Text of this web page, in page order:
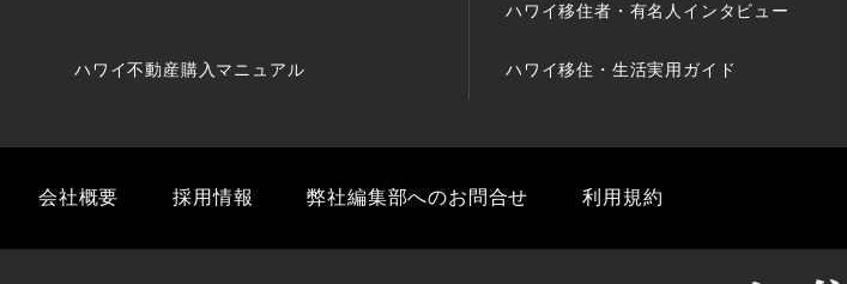
ハワイ不動産購入マニュアル
ハワイ移住者・有名人インタビュー
ハワイ移住・生活実用ガイド
会社概要 採用情報 弊社編集部へのお問合せ 利用規約